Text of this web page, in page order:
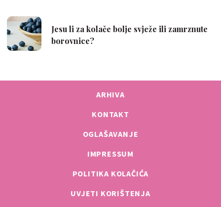
ARHIVA
KONTAKT
OGLAŠAVANJE
IMPRESSUM
POLITIKA KOLAČIĆA
UVJETI KORIŠTENJA